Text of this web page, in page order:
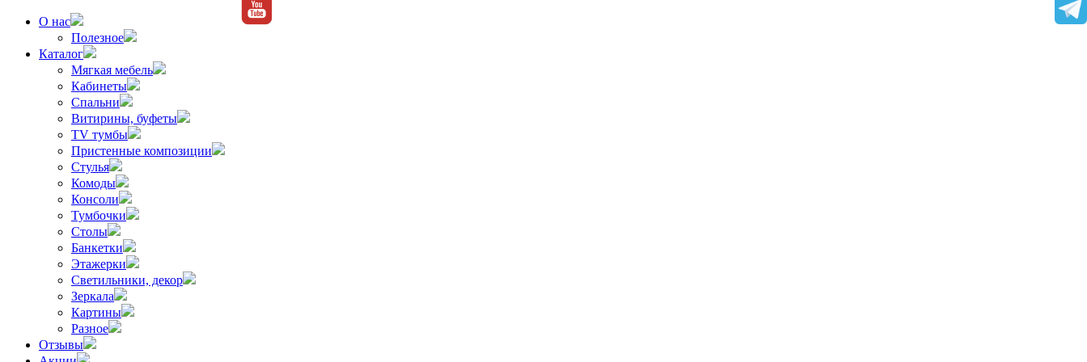
О нас
Полезное
Каталог
Мягкая мебель
Кабинеты
Спальни
Витирины, буфеты
TV тумбы
Пристенные композиции
Стулья
Комоды
Консоли
Тумбочки
Столы
Банкетки
Этажерки
Светильники, декор
Зеркала
Картины
Разное
Отзывы